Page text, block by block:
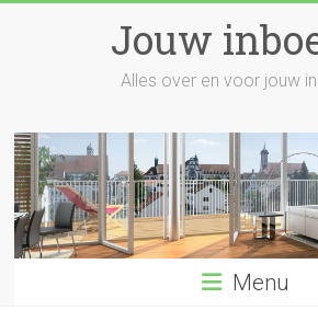
Jouw
Alles over en voor jouw
Menu